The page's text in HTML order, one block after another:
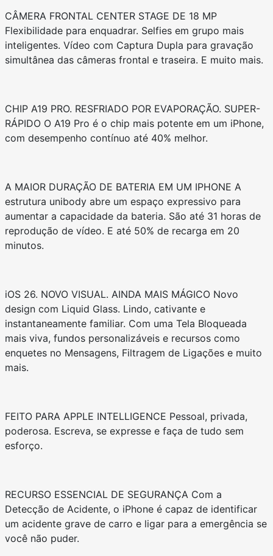
CÂMERA FRONTAL CENTER STAGE DE 18 MP
Flexibilidade para enquadrar. Selfies em grupo mais
inteligentes. Vídeo com Captura Dupla para gravação
simultânea das câmeras frontal e traseira. E muito mais.
CHIP A19 PRO. RESFRIADO POR EVAPORAÇÃO. SUPER-
RÁPIDO O A19 Pro é o chip mais potente em um iPhone,
com desempenho contínuo até 40% melhor.
A MAIOR DURAÇÃO DE BATERIA EM UM IPHONE A
estrutura unibody abre um espaço expressivo para
aumentar a capacidade da bateria. São até 31 horas de
reprodução de vídeo. E até 50% de recarga em 20
minutos.
iOS 26. NOVO VISUAL. AINDA MAIS MÁGICO Novo
design com Liquid Glass. Lindo, cativante e
instantaneamente familiar. Com uma Tela Bloqueada
mais viva, fundos personalizáveis e recursos como
enquetes no Mensagens, Filtragem de Ligações e muito
mais.
FEITO PARA APPLE INTELLIGENCE Pessoal, privada,
poderosa. Escreva, se expresse e faça de tudo sem
esforço.
RECURSO ESSENCIAL DE SEGURANÇA Com a
Detecção de Acidente, o iPhone é capaz de identificar
um acidente grave de carro e ligar para a emergência se
você não puder.